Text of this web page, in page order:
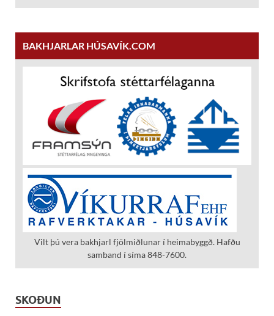
BAKHJARLAR HÚSAVÍK.COM
Vilt þú vera bakhjarl fjölmiðlunar í heimabyggð. Hafðu
samband í síma 848-7600.
SKOÐUN